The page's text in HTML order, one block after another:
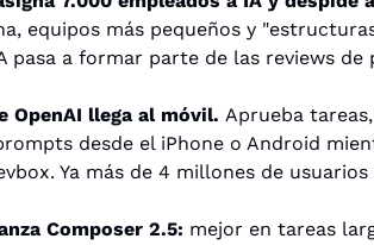
equipos más pequeños y
pasa a formar parte de las reviews de
OpenAI llega al móvil. Aprueba
desde el iPhone o Android
Ya más de 4 millones de usuarios
Composer 2.5: mejor en tareas